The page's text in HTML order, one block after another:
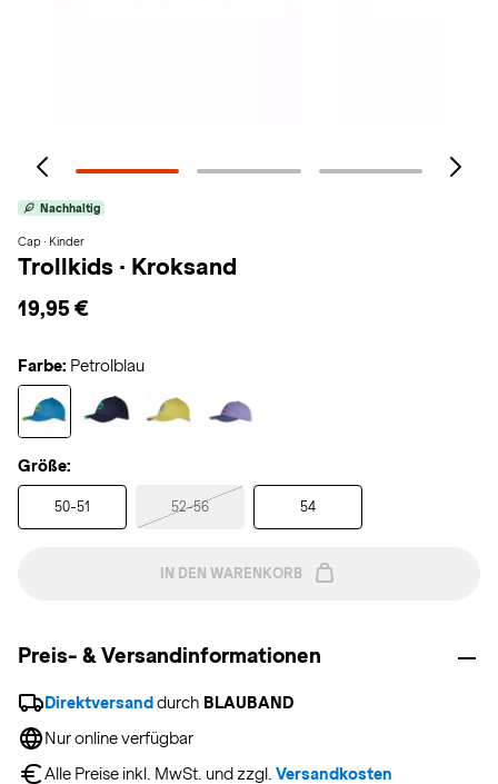
Nachhaltig
Cap · Kinder
Trollkids · Kroksand
19,95 €
Farbe: Petrolblau
Größe:
50-51 52-56 54
IN DEN WARENKORB
Preis- & Versandinformationen
Direktversand durch BLAUBAND
Nur online verfügbar
Alle Preise inkl. MwSt. und zzgl. Versandkosten